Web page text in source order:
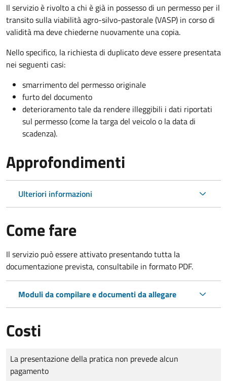
Il servizio è rivolto a chi è già in possesso di un permesso per il
transito sulla viabilità agro-silvo-pastorale (VASP) in corso di
validità ma deve chiederne nuovamente una copia.
Nello specifico, la richiesta di duplicato deve essere presentata
nei seguenti casi:
smarrimento del permesso originale
furto del documento
deterioramento tale da rendere illeggibili i dati riportati
sul permesso (come la targa del veicolo o la data di
scadenza).
Approfondimenti
Ulteriori informazioni
Come fare
Il servizio può essere attivato presentando tutta la
documentazione prevista, consultabile in formato PDF.
Moduli da compilare e documenti da allegare
Costi
Tipo di pagamento
Importo
La presentazione della pratica non prevede alcun
pagamento